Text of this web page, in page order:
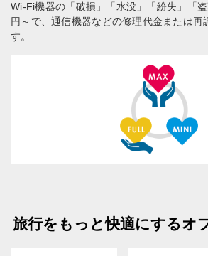
Wi-Fi機器の「破損」「水没」「紛失」「
円～で、通信機器などの修理代金または再
す。
旅行をもっと快適にするオ